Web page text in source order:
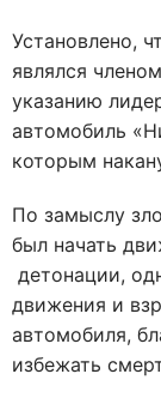
Установлено,
являлся
указанию
автомобиль
которым
По замыслу
был начать
детонации,
движения и
автомобиля,
избежать